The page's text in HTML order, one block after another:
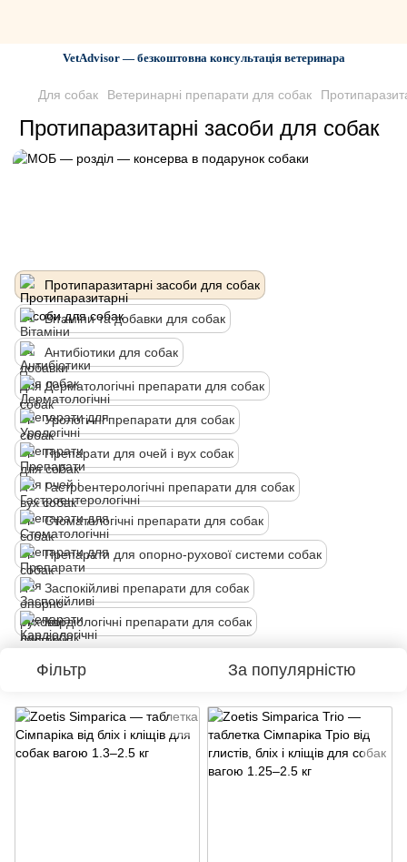
VetAdvisor — безкоштовна консультація ветеринара
Для собак Ветеринарні препарати для собак
Протипаразитарні засоби для собак
Протипаразитарні засоби для собак
Вітаміни та добавки для собак
Антибіотики для собак
Дерматологічні препарати для собак
Урологічні препарати для собак
Препарати для очей і вух собак
Гастроентерологічні препарати для собак
Стоматологічні препарати для собак
Препарати для опорно-рухової системи собак
Заспокійливі препарати для собак
Кардіологічні препарати для собак
Фільтр За популярністю